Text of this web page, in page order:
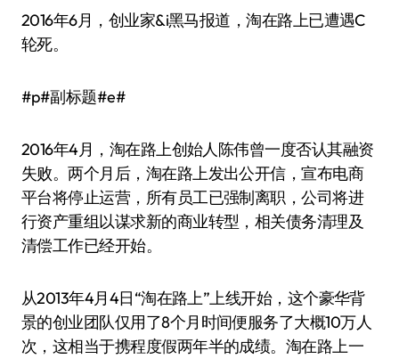
2016年6月，创业家&i黑马报道，淘在路上已遭遇C
轮死。
#p#副标题#e#
2016年4月，淘在路上创始人陈伟曾一度否认其融资
失败。两个月后，淘在路上发出公开信，宣布电商
平台将停止运营，所有员工已强制离职，公司将进
行资产重组以谋求新的商业转型，相关债务清理及
清偿工作已经开始。
从2013年4月4日“淘在路上”上线开始，这个豪华背
景的创业团队仅用了8个月时间便服务了大概10万人
次，这相当于携程度假两年半的成绩。淘在路上一